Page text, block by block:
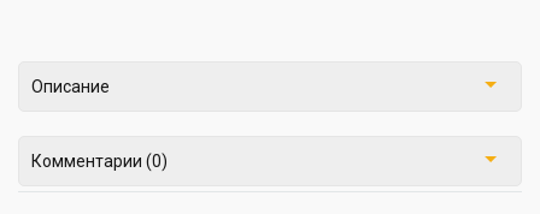
Описание
Комментарии (0)